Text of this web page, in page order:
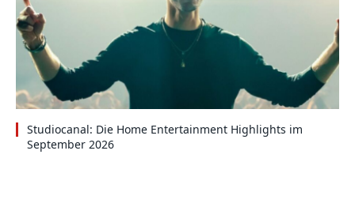
Studiocanal: Die Home Entertainment Highlights im
September 2026